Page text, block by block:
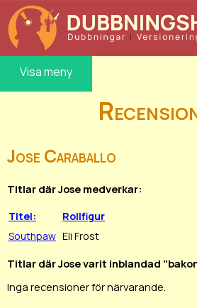
Visa meny
Jose Caraballo
Titlar där Jose medverkar:
Titel:
Rollfigur
Southpaw Eli Frost
Titlar där Jose varit inblandad
Inga recensioner för närvarande.